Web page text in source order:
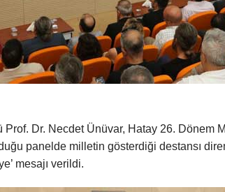
Dr. Necdet Ünüvar, Hatay 26. Dönem
panelde milletin gösterdiği destansı
mesajı verildi.